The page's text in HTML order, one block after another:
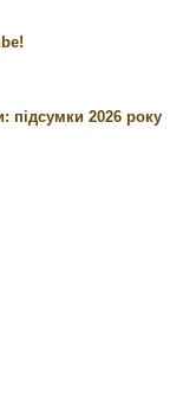
підсумки 2026 року